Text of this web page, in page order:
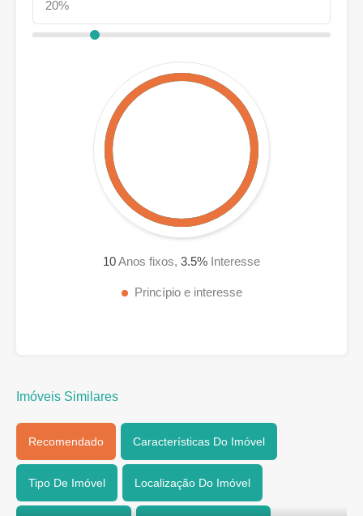
10Anos fixos, 3.5% Interesse
Princípio e interesse
Imóveis Similares
Recomendado Características Do Imóvel
Tipo De Imóvel Localização Do Imóvel